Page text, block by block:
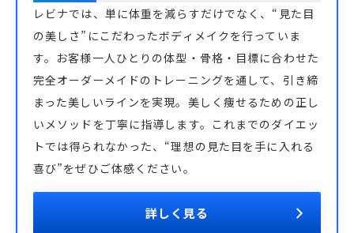
レビナでは、単に体重を減らすだけでなく、“見た目
の美しさ”にこだわったボディメイクを行っていま
す。お客様一人ひとりの体型・骨格・目標に合わせた
完全オーダーメイドのトレーニングを通して、引き締
まった美しいラインを実現。美しく痩せるための正し
いメソッドを丁寧に指導します。これまでのダイエッ
トでは得られなかった、“理想の見た目を手に入れる
喜び”をぜひご体感ください。
詳しく見る